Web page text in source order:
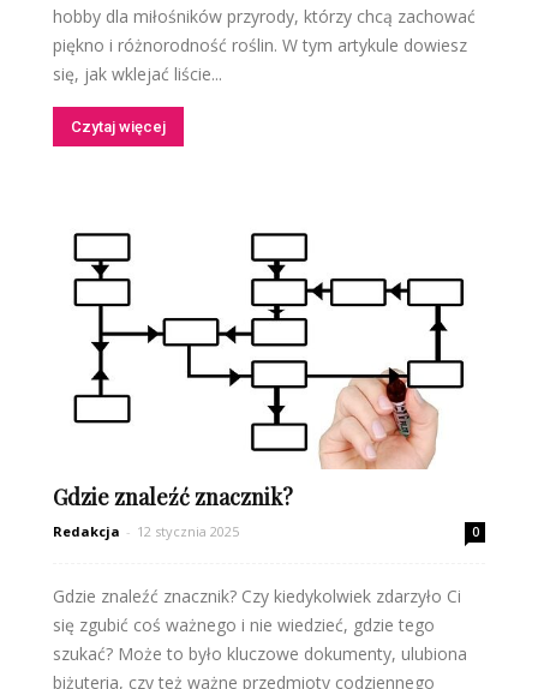
hobby dla miłośników przyrody, którzy chcą zachować
piękno i różnorodność roślin. W tym artykule dowiesz
się, jak wklejać liście...
Czytaj więcej
Gdzie znaleźć znacznik?
Redakcja - 12 stycznia 2025 0
Gdzie znaleźć znacznik? Czy kiedykolwiek zdarzyło Ci
się zgubić coś ważnego i nie wiedzieć, gdzie tego
szukać? Może to było kluczowe dokumenty, ulubiona
biżuteria, czy też ważne przedmioty codziennego